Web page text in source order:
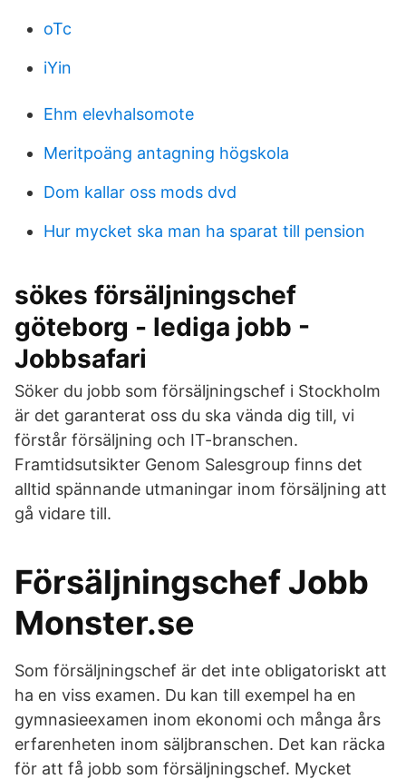
oTc
iYin
Ehm elevhalsomote
Meritpoäng antagning högskola
Dom kallar oss mods dvd
Hur mycket ska man ha sparat till pension
sökes försäljningschef
göteborg - lediga jobb -
Jobbsafari
Söker du jobb som försäljningschef i Stockholm
är det garanterat oss du ska vända dig till, vi
förstår försäljning och IT-branschen.
Framtidsutsikter Genom Salesgroup finns det
alltid spännande utmaningar inom försäljning att
gå vidare till.
Försäljningschef Jobb
Monster.se
Som försäljningschef är det inte obligatoriskt att
ha en viss examen. Du kan till exempel ha en
gymnasieexamen inom ekonomi och många års
erfarenheten inom säljbranschen. Det kan räcka
för att få jobb som försäljningschef. Mycket